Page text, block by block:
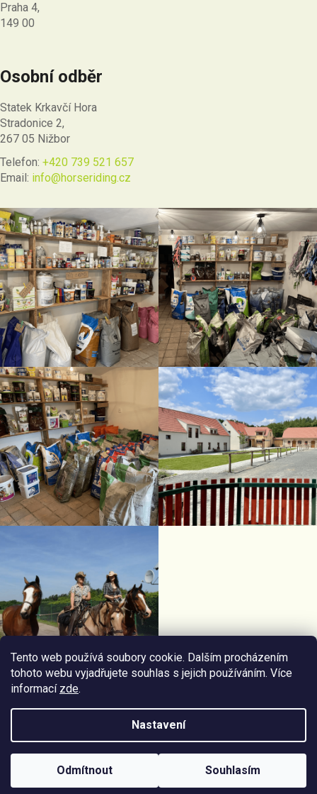
Tento web používá soubory cookie. Dalším procházením
tohoto webu vyjadřujete souhlas s jejich používáním. Více
informací zde.
Nastavení
Odmítnout Souhlasím
Praha 4,
149 00
Osobní odběr
Statek Krkavčí Hora
Stradonice 2,
267 05 Nižbor
Telefon: +420 739 521 657
Email: info@horseriding.cz
Vytvořil
Shoptetu